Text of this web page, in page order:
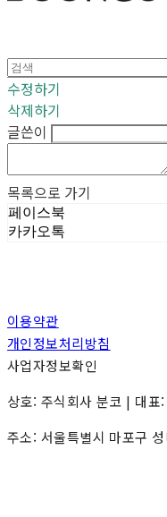
수정하기
삭제하기
글쓴이
목록으로 가기
페이스북
카카오톡
이용약관
개인정보처리방침
사업자정보확인
상호: 주식회사 분코 | 대
주소: 서울특별시 마포구